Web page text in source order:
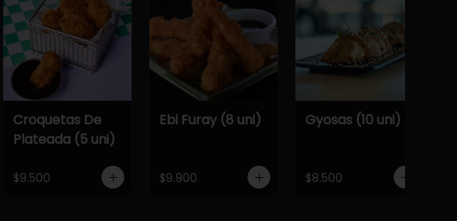
Croquetas De
Plateada (5 uni)
$9.500
Ebi Furay (8 uni)
$9.900
Gyosas (10 uni)
$8.500